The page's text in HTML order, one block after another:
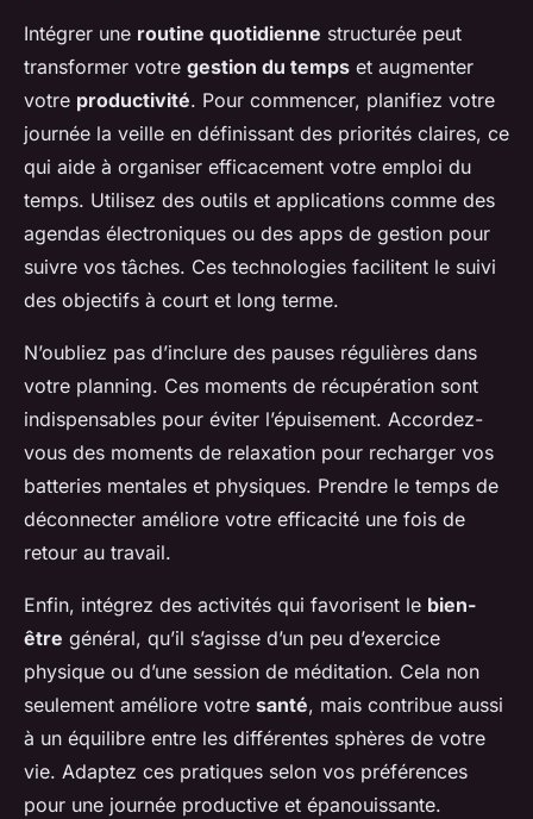
Intégrer une routine quotidienne structurée peut
transformer votre gestion du temps et augmenter
votre productivité. Pour commencer, planifiez votre
journée la veille en définissant des priorités claires, ce
qui aide à organiser efficacement votre emploi du
temps. Utilisez des outils et applications comme des
agendas électroniques ou des apps de gestion pour
suivre vos tâches. Ces technologies facilitent le suivi
des objectifs à court et long terme.
N’oubliez pas d’inclure des pauses régulières dans
votre planning. Ces moments de récupération sont
indispensables pour éviter l’épuisement. Accordez-
vous des moments de relaxation pour recharger vos
batteries mentales et physiques. Prendre le temps de
déconnecter améliore votre efficacité une fois de
retour au travail.
Enfin, intégrez des activités qui favorisent le bien-
être général, qu’il s’agisse d’un peu d’exercice
physique ou d’une session de méditation. Cela non
seulement améliore votre santé, mais contribue aussi
à un équilibre entre les différentes sphères de votre
vie. Adaptez ces pratiques selon vos préférences
pour une journée productive et épanouissante.